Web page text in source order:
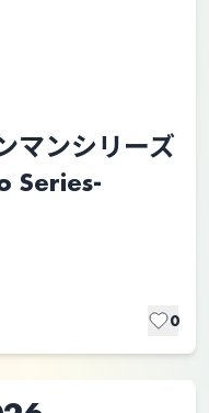
マンシリーズ
Series-
0